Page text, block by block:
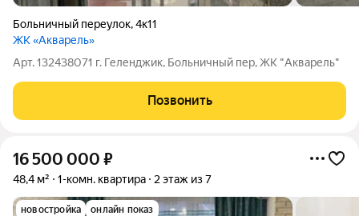
Больничный переулок,4к11
ЖК «Акварель»
Арт. 132438071 г. Геленджик, Больничный пер, ЖК "Акварель"
Позвонить
16 500 000 ₽
48,4 м² 1-комн. квартира 2 этаж из 7
новостройка онлайн показ